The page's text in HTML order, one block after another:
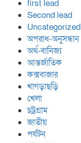
first lead
Second lead
Uncategorized
অপরাধ-অনুসন্ধান
অর্থ-বানিজ্য
আন্তর্জাতিক
কক্সবাজার
খাগড়াছড়ি
খেলা
চট্রগ্রাম
জাতীয়
পর্যটন